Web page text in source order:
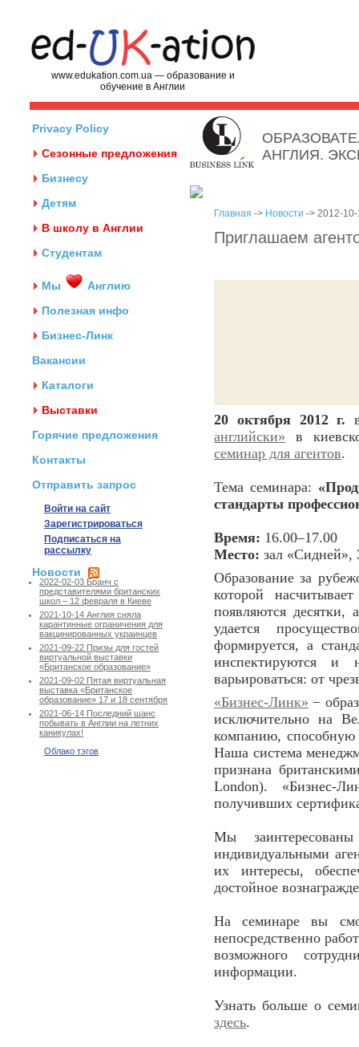
www.edukation.com.ua — образование и
обучение в Англии
Privacy Policy
Сезонные предложения
Бизнесу
Детям
В школу в Англии
Студентам
Мы
Англию
Полезная инфо
Бизнес-Линк
Вакансии
Каталоги
Выставки
Горячие предложения
Контакты
Отправить запрос
Войти на сайт
Зарегистрироваться
Подписаться на
рассылку
Новости
2022-02-03 Бранч с
представителями британских
школ – 12 февраля в Киеве
2021-10-14 Англия сняла
карантинные ограничения для
вакцинированных украинцев
2021-09-22 Призы для гостей
виртуальной выставки
«Британское образование»
2021-09-02 Пятая виртуальная
выставка «Британское
образование» 17 и 18 сентября
2021-06-14 Последний шанс
побывать в Англии на летних
каникулах!
Облако тэгов
АНГЛИЯ.
Главная -> Новости -> 2012-10-
Приглашаем
20 октября 2012 г.
английски» в
семинар для агентов.
Тема семинара:
стандарты
Время: 16.00–17.00
Место: зал «Сидней»,
Образование за
которой
появляются
удается
формируется, а
инспектируются и
варьироваться: от
«Бизнес-Линк» −
исключительно на
компанию, способную
Наша система
признана
London). «Бизнес-
получивших
Мы
индивидуальными
их интересы,
достойное
На семинаре вы
непосредственно
возможного
информации.
Узнать больше о
здесь.